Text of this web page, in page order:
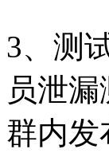
3、测
员泄
群内发